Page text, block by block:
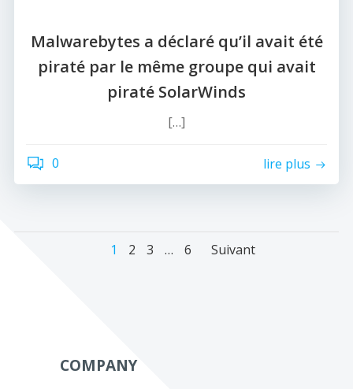
Malwarebytes a déclaré qu’il avait été
piraté par le même groupe qui avait
piraté SolarWinds
[…]
0 lire plus
Navigation
Navigation
Page
1 Page
2 Page
3 … Page
6 Suivant
COMPANY